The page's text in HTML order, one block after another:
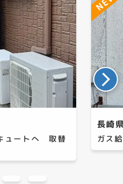
ュートへ 取替
長崎
ガス